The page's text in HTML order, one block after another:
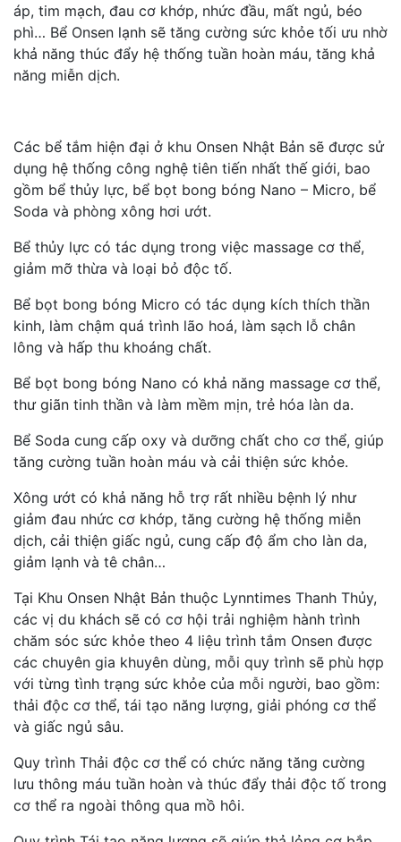
áp, tim mạch, đau cơ khớp, nhức đầu, mất ngủ, béo
phì… Bể Onsen lạnh sẽ tăng cường sức khỏe tối ưu nhờ
khả năng thúc đẩy hệ thống tuần hoàn máu, tăng khả
năng miễn dịch.
Các bể tắm hiện đại ở khu Onsen Nhật Bản sẽ được sử
dụng hệ thống công nghệ tiên tiến nhất thế giới, bao
gồm bể thủy lực, bể bọt bong bóng Nano – Micro, bể
Soda và phòng xông hơi ướt.
Bể thủy lực có tác dụng trong việc massage cơ thể,
giảm mỡ thừa và loại bỏ độc tố.
Bể bọt bong bóng Micro có tác dụng kích thích thần
kinh, làm chậm quá trình lão hoá, làm sạch lỗ chân
lông và hấp thu khoáng chất.
Bể bọt bong bóng Nano có khả năng massage cơ thể,
thư giãn tinh thần và làm mềm mịn, trẻ hóa làn da.
Bể Soda cung cấp oxy và dưỡng chất cho cơ thể, giúp
tăng cường tuần hoàn máu và cải thiện sức khỏe.
Xông ướt có khả năng hỗ trợ rất nhiều bệnh lý như
giảm đau nhức cơ khớp, tăng cường hệ thống miễn
dịch, cải thiện giấc ngủ, cung cấp độ ẩm cho làn da,
giảm lạnh và tê chân…
Tại Khu Onsen Nhật Bản thuộc Lynntimes Thanh Thủy,
các vị du khách sẽ có cơ hội trải nghiệm hành trình
chăm sóc sức khỏe theo 4 liệu trình tắm Onsen được
các chuyên gia khuyên dùng, mỗi quy trình sẽ phù hợp
với từng tình trạng sức khỏe của mỗi người, bao gồm:
thải độc cơ thể, tái tạo năng lượng, giải phóng cơ thể
và giấc ngủ sâu.
Quy trình Thải độc cơ thể có chức năng tăng cường
lưu thông máu tuần hoàn và thúc đẩy thải độc tố trong
cơ thể ra ngoài thông qua mồ hôi.